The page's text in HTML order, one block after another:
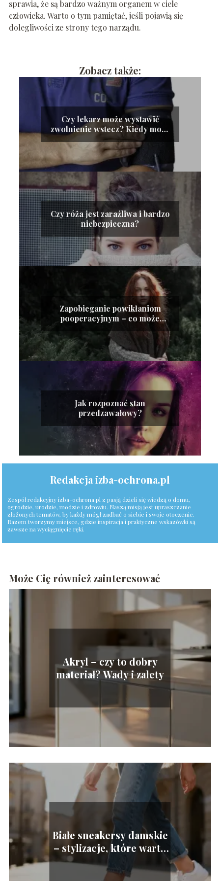
sprawia, że są bardzo ważnym organem w ciele
człowieka. Warto o tym pamiętać, jeśli pojawią się
dolegliwości ze strony tego narządu.
Zobacz także:
Czy lekarz może wystawić
zwolnienie wstecz? Kiedy może
tego dokonać?
Czy róża jest zaraźliwa i bardzo
niebezpieczna?
Zapobieganie powikłaniom
pooperacyjnym – co może
Jak rozpoznać stan
przedzawałowy?
Redakcja izba-ochrona.pl
Zespół redakcyjny izba-ochrona.pl z pasją dzieli się wiedzą o domu,
ogrodzie, urodzie, modzie i zdrowiu. Naszą misją jest upraszczanie
złożonych tematów, by każdy mógł zadbać o siebie i swoje otoczenie.
Razem tworzymy miejsce, gdzie inspiracja i praktyczne wskazówki są
zawsze na wyciągnięcie ręki.
Może Cię również zainteresować
Akryl – czy to dobry
materiał? Wady i zalety
Białe sneakersy damskie
– stylizacje, które warto
znać